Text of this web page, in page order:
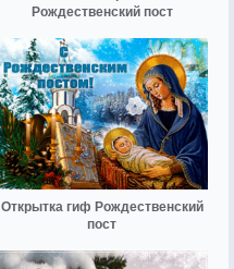
Рождественский пост
Открытка гиф Рождественский
пост